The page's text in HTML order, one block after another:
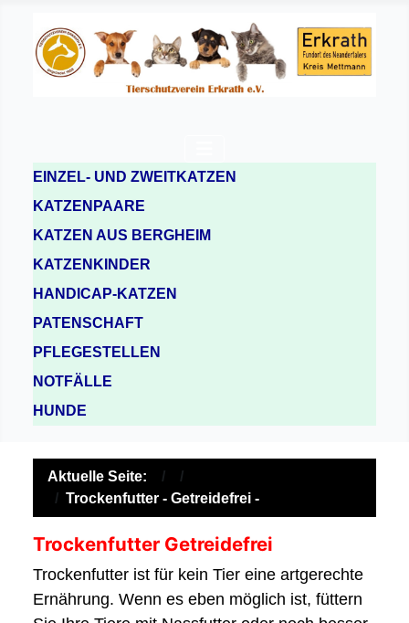
EINZEL- UND ZWEITKATZEN
KATZENPAARE
KATZEN AUS BERGHEIM
KATZENKINDER
HANDICAP-KATZEN
PATENSCHAFT
PFLEGESTELLEN
NOTFÄLLE
HUNDE
Aktuelle Seite:
Trockenfutter - Getreidefrei -
Trockenfutter Getreidefrei
Trockenfutter ist für kein Tier eine artgerechte
Ernährung. Wenn es eben möglich ist, füttern